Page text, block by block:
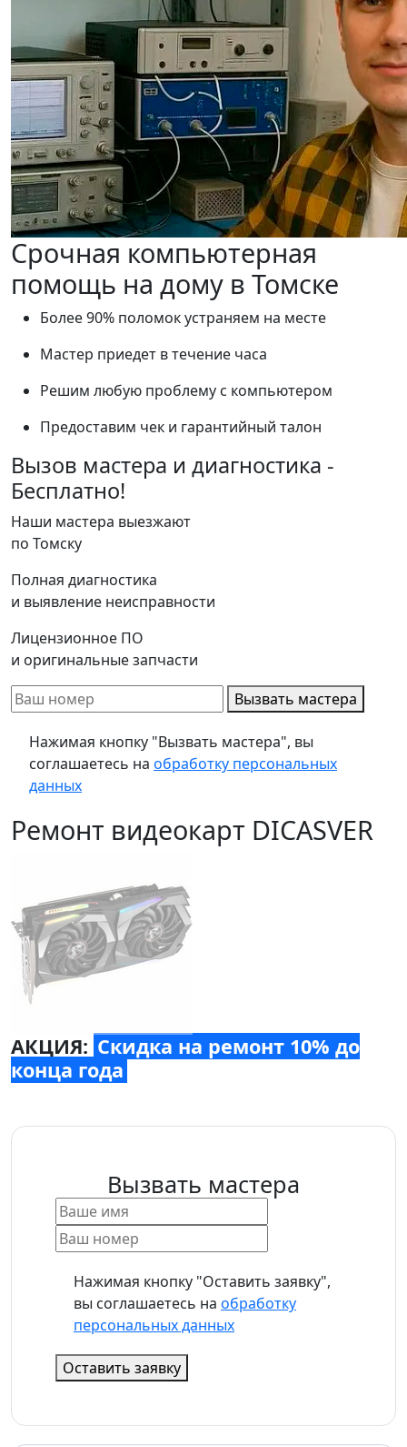
Срочная компьютерная
помощь на дому в Томске
Более 90% поломок устраняем на месте
Мастер приедет в течение часа
Решим любую проблему с компьютером
Предоставим чек и гарантийный талон
Вызов мастера и диагностика -
Бесплатно!
Наши мастера выезжают
по Томску
Полная диагностика
и выявление неисправности
Лицензионное ПО
и оригинальные запчасти
Вызвать мастера
Нажимая кнопку "Вызвать мастера", вы
соглашаетесь на обработку персональных
данных
Ремонт видеокарт DICASVER
АКЦИЯ: Скидка на ремонт 10% до
конца года
Вызвать мастера
Нажимая кнопку "Оставить заявку",
вы соглашаетесь на обработку
персональных данных
Оставить заявку